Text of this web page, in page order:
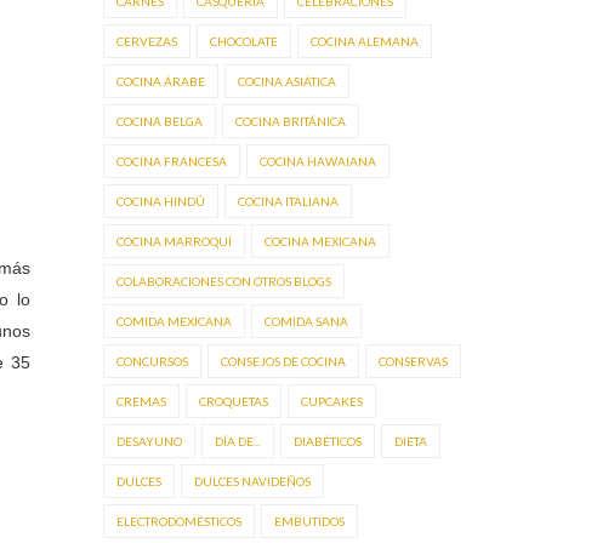
lo
35
CERVEZAS CHOCOLATE COCINA ALEMANA
COCINA ÁRABE COCINA ASIÁTICA
COCINA BELGA COCINA BRITÁNICA
COCINA FRANCESA COCINA HAWAIANA
COCINA HINDÚ COCINA ITALIANA
COCINA MARROQUÍ COCINA MEXICANA
COLABORACIONES CON OTROS BLOGS
COMIDA MEXICANA COMIDA SANA
CONCURSOS CONSEJOS DE COCINA CONSERVAS
CREMAS CROQUETAS CUPCAKES
DESAYUNO DÍA DE... DIABÉTICOS DIETA
DULCES DULCES NAVIDEÑOS
ELECTRODOMÉSTICOS EMBUTIDOS